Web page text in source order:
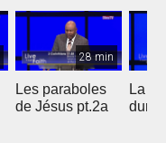
28 min
Les paraboles
de Jésus pt.2a
La